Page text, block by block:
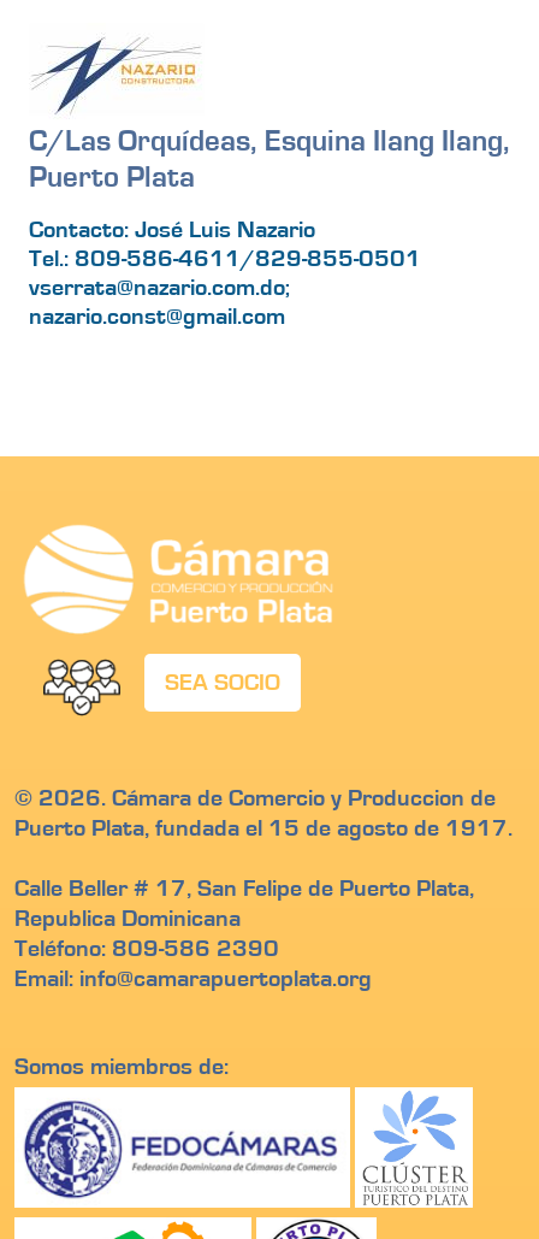
C/Las Orquídeas, Esquina Ilang Ilang,
Puerto Plata
Contacto: José Luis Nazario
Tel.: 809-586-4611/829-855-0501
vserrata@nazario.com.do;
nazario.const@gmail.com
SEA SOCIO
© 2026. Cámara de Comercio y Produccion de
Puerto Plata, fundada el 15 de agosto de 1917.
Calle Beller # 17, San Felipe de Puerto Plata,
Republica Dominicana
Teléfono: 809-586 2390
Email: info@camarapuertoplata.org
Somos miembros de: